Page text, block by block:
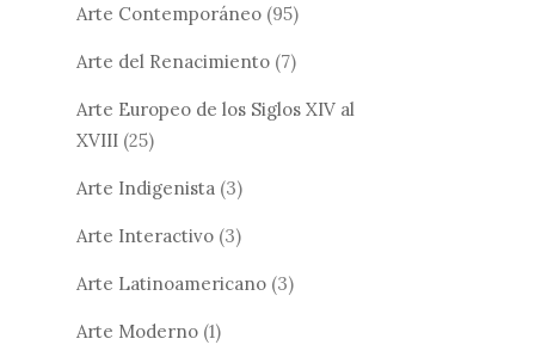
Arte Contemporáneo (95)
Arte del Renacimiento (7)
Arte Europeo de los Siglos XIV al
XVIII (25)
Arte Indigenista (3)
Arte Interactivo (3)
Arte Latinoamericano (3)
Arte Moderno (1)